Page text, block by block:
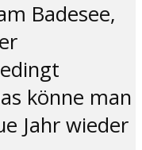
Badesee,
könne man
Jahr wieder